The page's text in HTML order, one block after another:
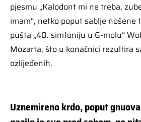
pjesmu „Kalodont mi ne treba,
imam“, netko poput sablje nošene
pušta „40. simfoniju u G-molu“
Mozarta, što u konačnici rezultira
ozlijeđenih.
Uznemireno krdo, poput